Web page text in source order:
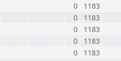
0
1183
0
1183
0
1183
0
1183
0
1183